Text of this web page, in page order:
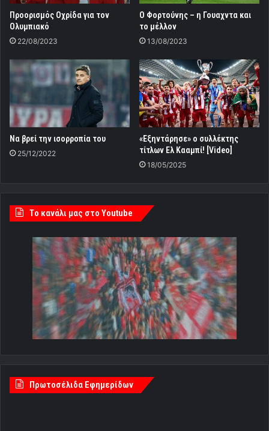
Προορισμός Οχρίδα για τον
Ολυμπιακό
22/08/2023
Ο Φορτούνης – η Γουαχντα και
το μέλλον
13/08/2023
Να βρεί την ισορροπία του
25/12/2022
«Εξηντάρησε» ο συλλέκτης
τίτλων Ελ Κααμπί! [Video]
18/05/2025
Tο κανάλι μας στο Youtube
Πρωτοσέλιδα Εφημερίδων